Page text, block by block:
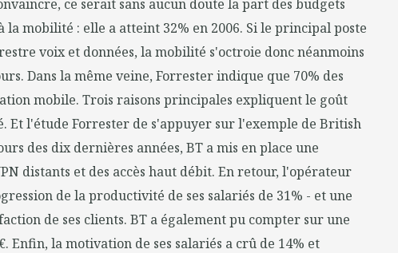
ce serait sans aucun doute la part des budgets
la mobilité : elle a atteint 32% en 2006. Si le principal poste
voix et données, la mobilité s'octroie donc néanmoins
Dans la même veine, Forrester indique que 70% des
mobile. Trois raisons principales expliquent le goût
Et l'étude Forrester de s'appuyer sur l'exemple de British
des dix dernières années, BT a mis en place une
distants et des accès haut débit. En retour, l'opérateur
de la productivité de ses salariés de 31% - et une
de ses clients. BT a également pu compter sur une
Enfin, la motivation de ses salariés a crû de 14% et